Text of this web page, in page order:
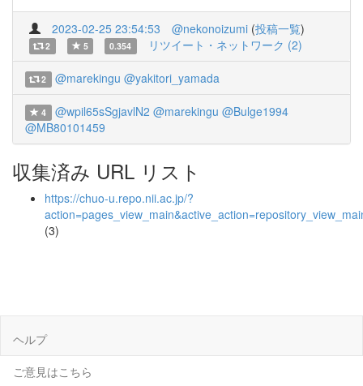
2023-02-25 23:54:53 @nekonoizumi (投稿一覧)
2 5 0.354 リツイート・ネットワーク (2)
2 @marekingu @yakitori_yamada
4 @wpil65sSgjavlN2 @marekingu @Bulge1994
@MB80101459
収集済み URL リスト
https://chuo-u.repo.nii.ac.jp/?
(3)
ヘルプ
ご意見はこちら